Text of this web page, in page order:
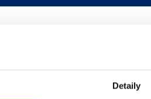
Detaily